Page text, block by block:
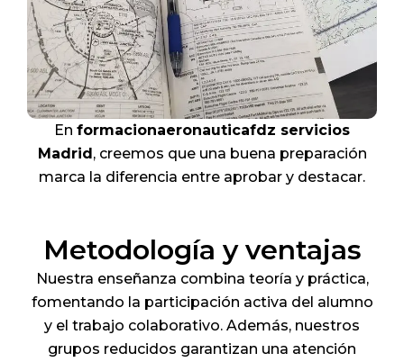
Metodología y ventajas
Nuestra enseñanza combina teoría y práctica,
fomentando la participación activa del alumno
y el trabajo colaborativo. Además, nuestros
grupos reducidos garantizan una atención
En formacionaeronauticafdz servicios
Madrid, creemos que una buena preparación
marca la diferencia entre aprobar y destacar.